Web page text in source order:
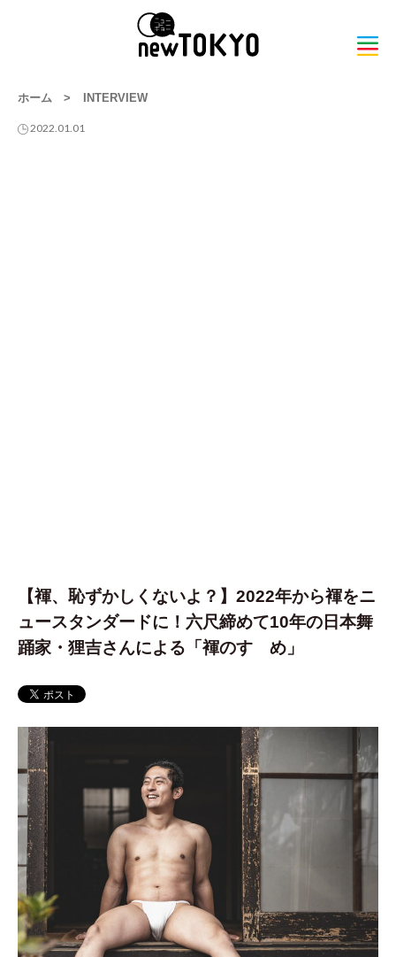
ホーム > INTERVIEW
2022.01.01
【褌、恥ずかしくないよ？】2022年から褌をニ
ュースタンダードに！六尺締めて10年の日本舞
踊家・狸吉さんによる「褌のすゝめ」